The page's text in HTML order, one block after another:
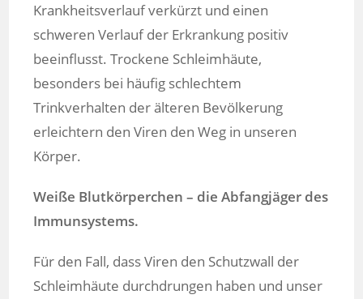
Krankheitsverlauf verkürzt und einen
schweren Verlauf der Erkrankung positiv
beeinflusst. Trockene Schleimhäute,
besonders bei häufig schlechtem
Trinkverhalten der älteren Bevölkerung
erleichtern den Viren den Weg in unseren
Körper.
Weiße Blutkörperchen – die Abfangjäger des
Immunsystems.
Für den Fall, dass Viren den Schutzwall der
Schleimhäute durchdrungen haben und unser